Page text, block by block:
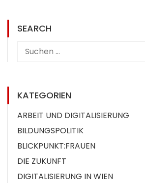
SEARCH
KATEGORIEN
ARBEIT UND DIGITALISIERUNG
BILDUNGSPOLITIK
BLICKPUNKT:FRAUEN
DIE ZUKUNFT
DIGITALISIERUNG IN WIEN